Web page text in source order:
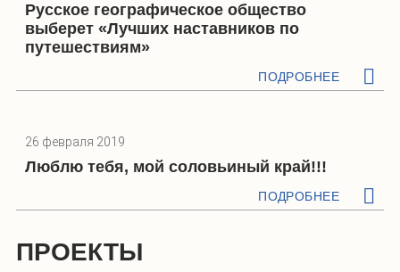
Русское географическое общество
выберет «Лучших наставников по
путешествиям»
ПОДРОБНЕЕ
26 февраля 2019
Люблю тебя, мой соловьиный край!!!
ПОДРОБНЕЕ
ПРОЕКТЫ